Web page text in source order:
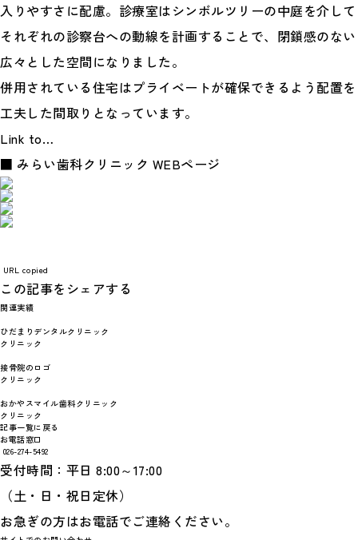
入りやすさに配慮。診療室はシンボルツリーの中庭を介して
それぞれの診察台への動線を計画することで、閉鎖感のない
広々とした空間になりました。
併用されている住宅はプライベートが確保できるよう配置を
工夫した間取りとなっています。
Link to…
■ みらい歯科クリニック WEBページ
URL copied
この記事をシェアする
関連実績
ひだまりデンタルクリニック
クリニック
接骨院のロゴ
クリニック
おかやスマイル歯科クリニック
クリニック
記事一覧に戻る
お電話窓口
026-274-5492
受付時間：平日 8:00～17:00
（土・日・祝日定休）
お急ぎの方はお電話でご連絡ください。